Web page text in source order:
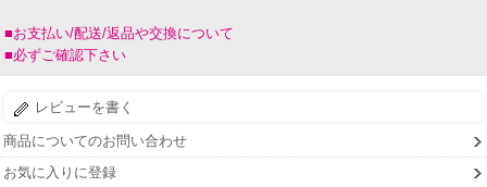
■お支払い/配送/返品や交換について
■必ずご確認下さい
レビューを書く
商品についてのお問い合わせ
お気に入りに登録